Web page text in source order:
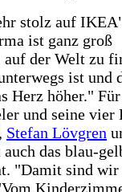
stolz auf
ist ganz groß
auf der Welt zu
ist und
Herz höher."
und seine vier
, Stefan Lövgren
das blau-
"Damit sind wir